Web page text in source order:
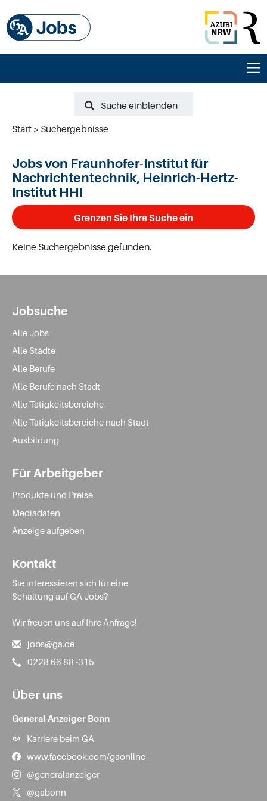
Suche einblenden
Start
Suchergebnisse
Jobs von Fraunhofer-Institut für
Nachrichtentechnik, Heinrich-Hertz-
Institut HHI
Grenzen Sie Ihre Suche ein
Keine Suchergebnisse gefunden.
Jobsuche
Alle Jobs
Alle Städte
Alle Berufe
Alle Berufe nach Stadt
Alle Tätigkeitsbereiche
Alle Tätigkeitsbereiche nach Stadt
Ausbildung
Für Arbeitgeber
Produkte und Preise
Mediadaten
Anzeige aufgeben
Kontakt
Sie interessieren sich für eine
Schaltung auf GA Jobs?
Wir freuen uns auf Ihre Anfrage!
jobs@ga.de
0228 66 88 -315
Über uns
General-Anzeiger Bonn
Karriere beim GA
www.facebook.com/gaonline
@generalanzeiger
@gabonn